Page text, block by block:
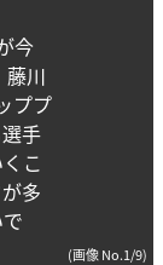
今
藤川
ププ
手
こ
多
(画像 No.1/9)